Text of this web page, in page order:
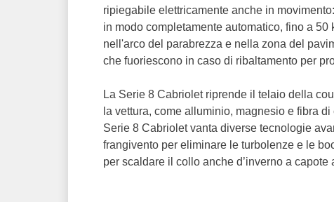
ripiegabile elettricamente anche in
in modo completamente automatico, fino a
nell'arco del parabrezza e nella zona del
che fuoriescono in caso di ribaltamento per
La Serie 8 Cabriolet riprende il telaio della
la vettura, come alluminio, magnesio e fibra
Serie 8 Cabriolet vanta diverse tecnologie
frangivento per eliminare le turbolenze e le
per scaldare il collo anche d’inverno a capote